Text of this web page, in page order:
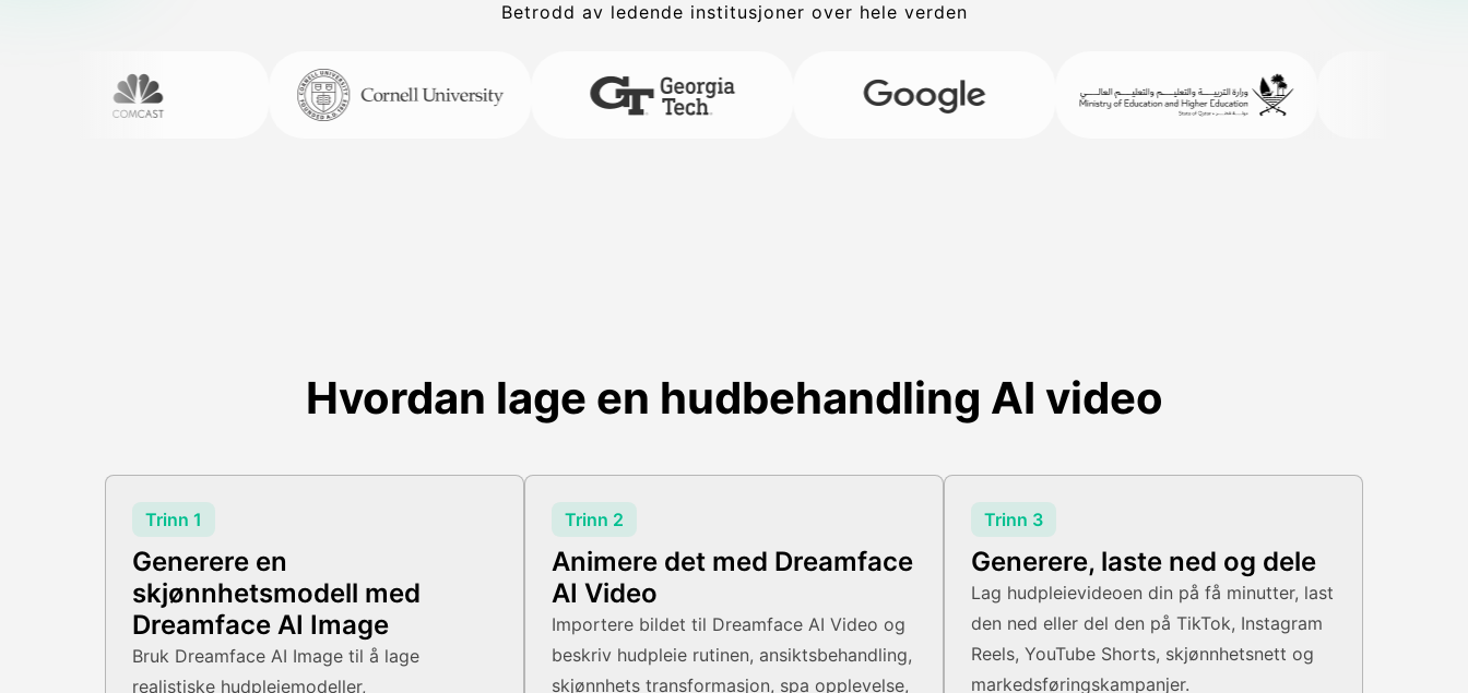
Betrodd av ledende institusjoner over hele verden
Hvordan lage en hudbehandling AI video
Trinn 1
Generere en
skjønnhetsmodell med
Dreamface AI Image
Bruk Dreamface AI Image til å lage
realistiske hudpleiemodeller,
Trinn 2
Animere det med Dreamface
AI Video
Importere bildet til Dreamface AI Video og
beskriv hudpleie rutinen, ansiktsbehandling,
skjønnhets transformasjon, spa opplevelse,
Trinn 3
Generere, laste ned og dele
Lag hudpleievideoen din på få minutter, last
den ned eller del den på TikTok, Instagram
Reels, YouTube Shorts, skjønnhetsnett og
markedsføringskampanjer.